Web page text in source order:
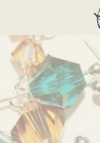
— パーソナ